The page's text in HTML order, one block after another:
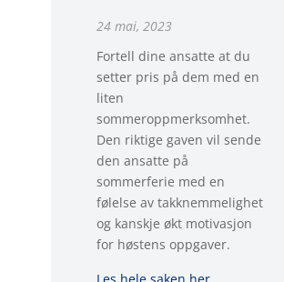
24 mai, 2023
Fortell dine ansatte at du
setter pris på dem med en
liten
sommeroppmerksomhet.
Den riktige gaven vil sende
den ansatte på
sommerferie med en
følelse av takknemmelighet
og kanskje økt motivasjon
for høstens oppgaver.